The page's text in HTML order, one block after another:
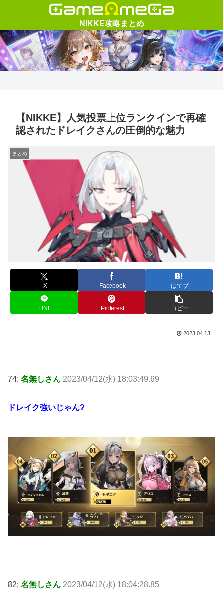
【NIKKE】人気投票上位ランクインで再確
認されたドレイクさんの圧倒的な魅力
まとめ
X Facebook はてブ
LINE Pinterest コピー
2023.04.13
74: 名無しさん 2023/04/12(水) 18:03:49.69
ドレイク強いじゃん?
82: 名無しさん 2023/04/12(水) 18:04:28.85